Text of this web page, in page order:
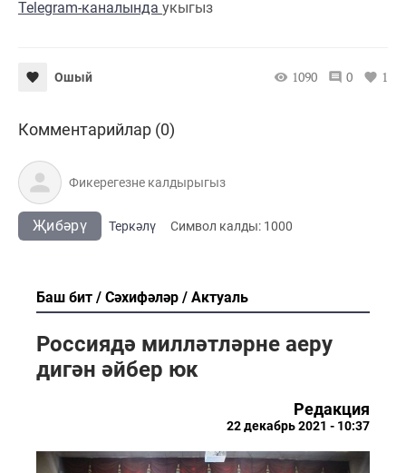
Telegram-каналында укыгыз
Ошый 1090 0 1
Комментарийлар (0)
Җибәрү Теркәлү Cимвол калды: 1000
Баш бит Сәхифәләр Актуаль
Россиядә милләтләрне аеру
дигән әйбер юк
Редакция
22 декабрь 2021 - 10:37